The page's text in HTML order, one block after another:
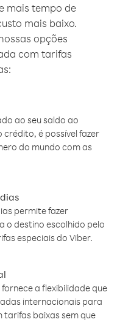
mais tempo de
mais baixo.
opções
com tarifas
ao seu saldo ao
é possível fazer
do mundo com as
permite fazer
o destino escolhido pelo
especiais do Viber.
a flexibilidade que
internacionais para
tarifas baixas sem que